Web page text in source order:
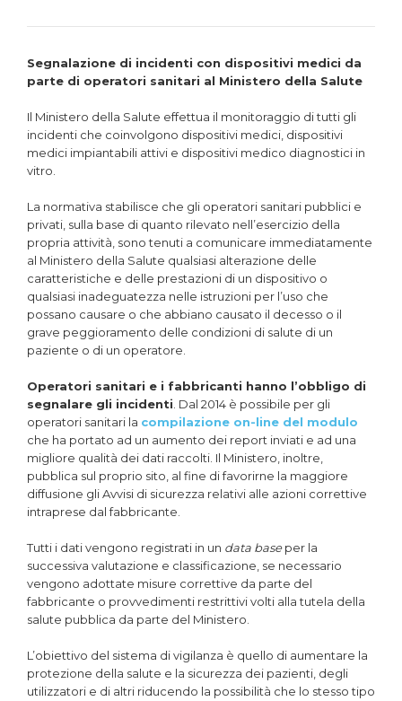
Segnalazione di incidenti con dispositivi medici da
parte di operatori sanitari al Ministero della Salute
Il Ministero della Salute effettua il monitoraggio di tutti gli
incidenti che coinvolgono dispositivi medici, dispositivi
medici impiantabili attivi e dispositivi medico diagnostici in
vitro.
La normativa stabilisce che gli operatori sanitari pubblici e
privati, sulla base di quanto rilevato nell’esercizio della
propria attività, sono tenuti a comunicare immediatamente
al Ministero della Salute qualsiasi alterazione delle
caratteristiche e delle prestazioni di un dispositivo o
qualsiasi inadeguatezza nelle istruzioni per l’uso che
possano causare o che abbiano causato il decesso o il
grave peggioramento delle condizioni di salute di un
paziente o di un operatore.
Operatori sanitari e i fabbricanti hanno l’obbligo di
segnalare gli incidenti . Dal 2014 è possibile per gli
operatori sanitari la compilazione on-line del modulo
che ha portato ad un aumento dei report inviati e ad una
migliore qualità dei dati raccolti. Il Ministero, inoltre,
pubblica sul proprio sito, al fine di favorirne la maggiore
diffusione gli Avvisi di sicurezza relativi alle azioni correttive
intraprese dal fabbricante.
Tutti i dati vengono registrati in un data baseper la
successiva valutazione e classificazione, se necessario
vengono adottate misure correttive da parte del
fabbricante o provvedimenti restrittivi volti alla tutela della
salute pubblica da parte del Ministero.
L’obiettivo del sistema di vigilanza è quello di aumentare la
protezione della salute e la sicurezza dei pazienti, degli
utilizzatori e di altri riducendo la possibilità che lo stesso tipo